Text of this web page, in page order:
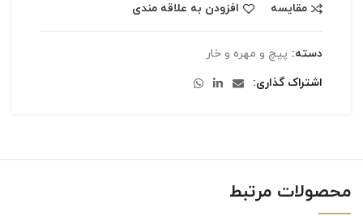
مقایسه افزودن به علاقه مندی
دسته: پیچ و مهره و خار
اشتراک گذاری
محصولات مرتبط